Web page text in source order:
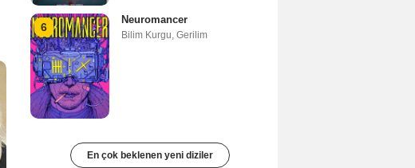
6
Neuromancer
Bilim Kurgu, Gerilim
En çok beklenen yeni diziler